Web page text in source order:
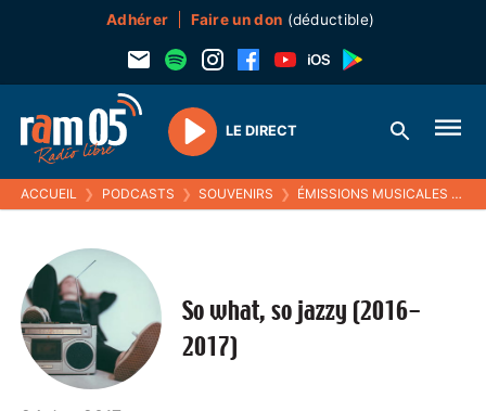
Adhérer Faire un don (déductible)
Play
LE DIRECT
ACCUEIL ❯ PODCASTS ❯ SOUVENIRS ❯ ÉMISSIONS MUSICALES (SOUVENIRS)
So what, so jazzy (2016-
2017)